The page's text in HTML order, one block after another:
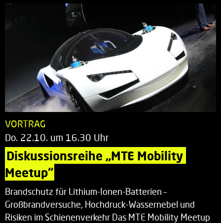
VORTRAG
Do. 22.10. um 16.30 Uhr
Diskussionsreihe „MTE Mobility
Meetup“
Brandschutz für Lithium-Ionen-Batterien –
Großbrandversuche, Hochdruck-Wassernebel und
Risiken im Schienenverkehr Das MTE Mobility Meetup